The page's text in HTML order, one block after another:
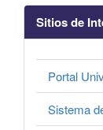
Sitios de
Portal
Sistema